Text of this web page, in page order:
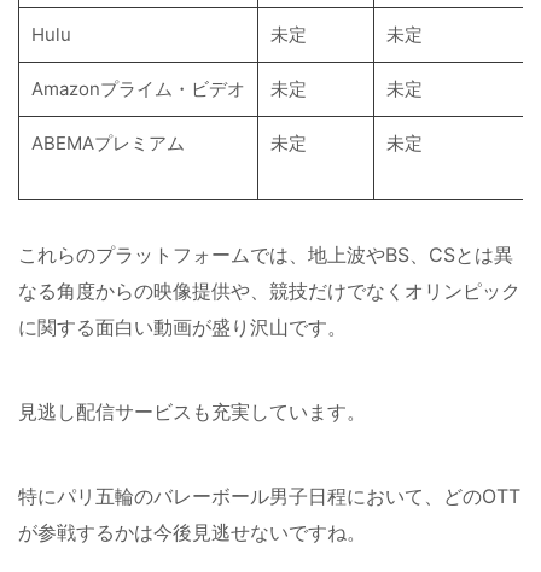
Hulu 未定 未定
Amazonプライム・ビデオ 未定 未定
ABEMAプレミアム 未定 未定
これらのプラットフォームでは、地上波やBS、CSとは異
なる角度からの映像提供や、競技だけでなくオリンピック
に関する面白い動画が盛り沢山です。
見逃し配信サービスも充実しています。
特にパリ五輪のバレーボール男子日程において、どのOTT
が参戦するかは今後見逃せないですね。